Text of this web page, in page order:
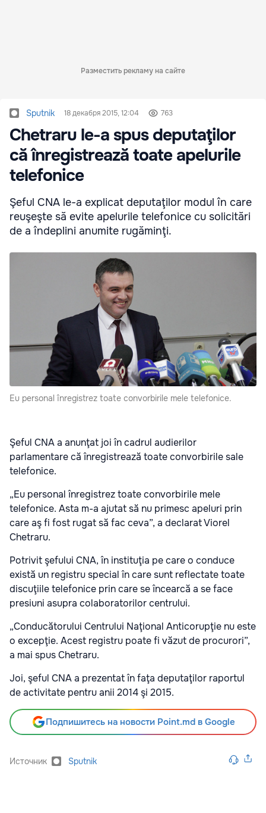
Разместить рекламу на сайте
Sputnik 18 декабря 2015, 12:04 763
Chetraru le-a spus deputaţilor
că înregistrează toate apelurile
telefonice
Şeful CNA le-a explicat deputaţilor modul în care
reuşeşte să evite apelurile telefonice cu solicitări
de a îndeplini anumite rugăminţi.
Eu personal înregistrez toate convorbirile mele telefonice.
Şeful CNA a anunţat joi în cadrul audierilor
parlamentare că înregistrează toate convorbirile sale
telefonice.
„Eu personal înregistrez toate convorbirile mele
telefonice. Asta m-a ajutat să nu primesc apeluri prin
care aş fi fost rugat să fac ceva”, a declarat Viorel
Chetraru.
Potrivit şefului CNA, în instituţia pe care o conduce
există un registru special în care sunt reflectate toate
discuţiile telefonice prin care se încearcă a se face
presiuni asupra colaboratorilor centrului.
„Conducătorului Centrului Naţional Anticorupţie nu este
o excepţie. Acest registru poate fi văzut de procurori”,
a mai spus Chetraru.
Joi, şeful CNA a prezentat în faţa deputaţilor raportul
de activitate pentru anii 2014 şi 2015.
Подпишитесь на новости Point.md в Google
Источник Sputnik